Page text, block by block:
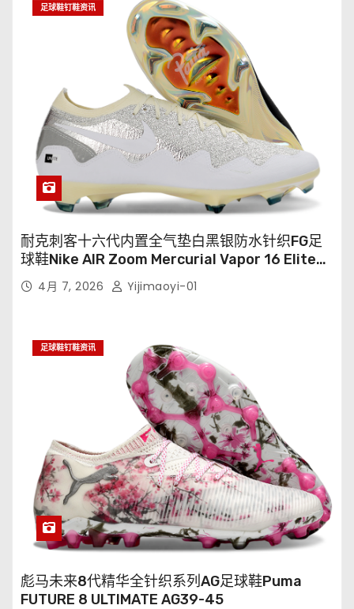
足球鞋钉鞋资讯
耐克刺客十六代内置全气垫白黑银防水针织FG足
球鞋Nike AIR Zoom Mercurial Vapor 16 Elite
XXV FG35-45
4月 7, 2026 Yijimaoyi-01
足球鞋钉鞋资讯
彪马未来8代精华全针织系列AG足球鞋Puma
FUTURE 8 ULTIMATE AG39-45